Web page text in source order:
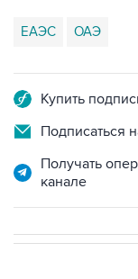
ЕАЭС ОАЭ
Купить
Подписаться
Получать
канале